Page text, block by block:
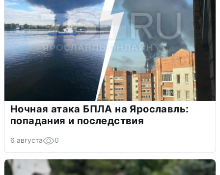
Ночная атака БПЛА на Ярославль:
попадания и последствия
6 августа 0